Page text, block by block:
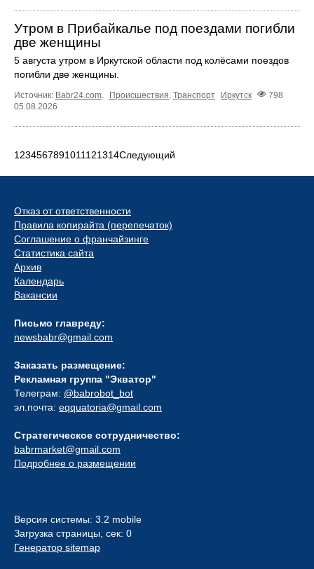
Утром в Прибайкалье под поездами погибли
две женщины
5 августа утром в Иркутской области под колёсами поездов
погибли две женщины.
Источник: Babr24.com Происшествия Транспорт Иркутск
798
05.08.2026
1 234567891011121314Следующий
Отказ от ответственности
Правила копирайта (перепечаток)
Соглашение о франчайзинге
Статистика сайта
Архив
Календарь
Вакансии
Письмо главреду:
newsbabr@gmail.com
Заказать размещение:
Рекламная группа "Экватор"
Телеграм: @babrobot_bot
эл.почта: eqquatoria@gmail.com
Стратегическое сотрудничество:
babrmarket@gmail.com
Подробнее о размещении
Версия системы: 3.2 mobile
Загрузка страницы, сек: 0
Генератор sitemap